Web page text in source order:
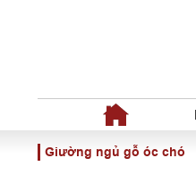
Giường ngủ gỗ óc chó